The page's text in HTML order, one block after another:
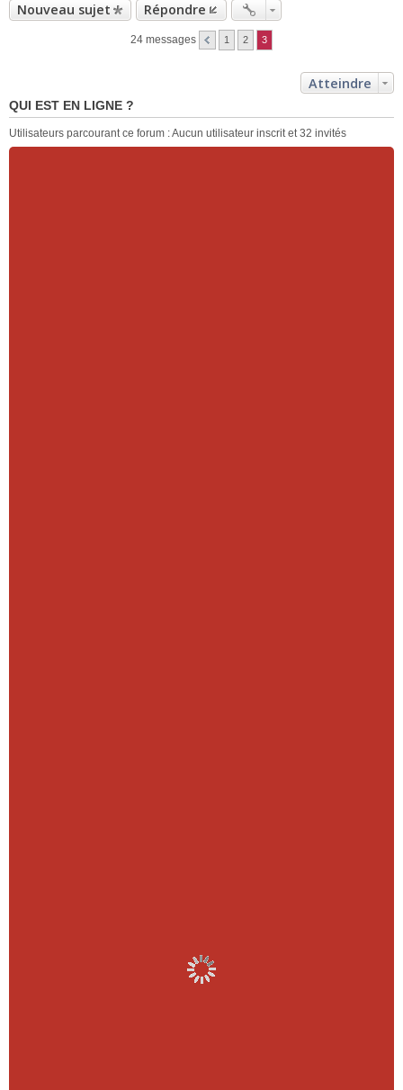
Nouveau sujet Répondre
24 messages 1 2 3
Atteindre
QUI EST EN LIGNE ?
Utilisateurs parcourant ce forum : Aucun utilisateur inscrit et 32 invités